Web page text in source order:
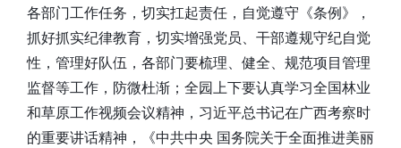
各部门工作任务，切实扛起责任，自觉遵守《条例》，
抓好抓实纪律教育，切实增强党员、干部遵规守纪自觉
性，管理好队伍，各部门要梳理、健全、规范项目管理
监督等工作，防微杜渐；全园上下要认真学习全国林业
和草原工作视频会议精神，习近平总书记在广西考察时
的重要讲话精神，《中共中央 国务院关于全面推进美丽